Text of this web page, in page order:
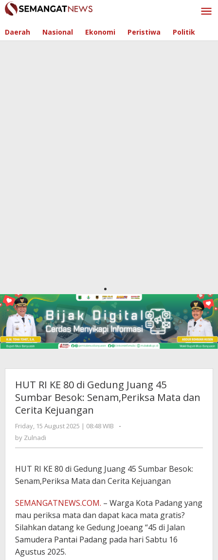
Skip
to
Daerah Nasional Ekonomi Peristiwa Politik
HUT RI KE 80 di Gedung Juang 45
Sumbar Besok: Senam,Periksa Mata dan
Cerita Kejuangan
Friday, 15 August 2025 | 08:48 WIB
by
-
by Zulnadi
HUT RI KE 80 di Gedung Juang 45 Sumbar Besok:
Senam,Periksa Mata dan Cerita Kejuangan
SEMANGATNEWS.COM. – Warga Kota Padang yang
mau periksa mata dan dapat kaca mata gratis?
Silahkan datang ke Gedung Joeang “45 di Jalan
Samudera Pantai Padang pada hari Sabtu 16
Agustus 2025.